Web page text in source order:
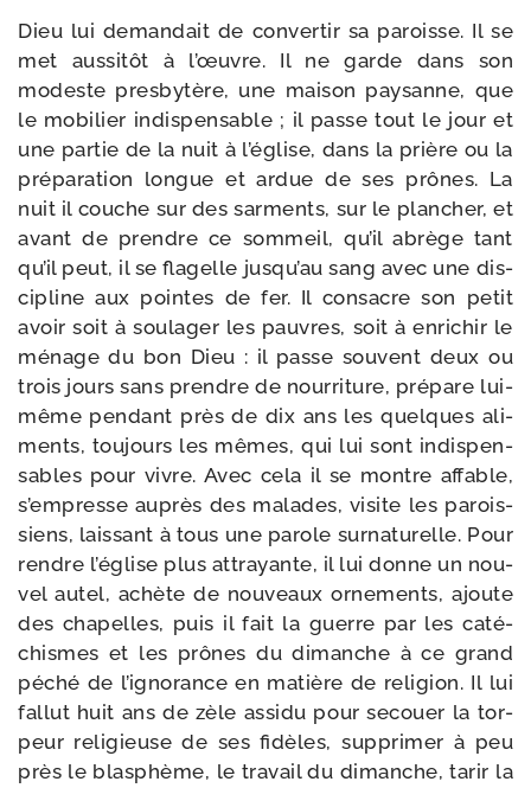
Dieu lui deman­dait de conver­tir sa paroisse. Il se
met aus­si­tôt à l’œuvre. Il ne garde dans son
modeste pres­by­tère, une mai­son pay­sanne, que
le mobi­lier indis­pen­sable ; il passe tout le jour et
une par­tie de la nuit à l’église, dans la prière ou la
pré­pa­ra­tion longue et ardue de ses prônes. La
nuit il couche sur des sar­ments, sur le plan­cher, et
avant de prendre ce som­meil, qu’il abrège tant
qu’il peut, il se fla­gelle jusqu’au sang avec une dis­
ci­pline aux pointes de fer. Il consacre son petit
avoir soit à sou­la­ger les pauvres, soit à enri­chir le
ménage du bon Dieu : il passe sou­vent deux ou
trois jours sans prendre de nour­ri­ture, pré­pare lui-​
même pen­dant près de dix ans les quelques ali­
ments, tou­jours les mêmes, qui lui sont indis­pen­
sables pour vivre. Avec cela il se montre affable,
s’empresse auprès des malades, visite les parois­
siens, lais­sant à tous une parole sur­na­tu­relle. Pour
rendre l’église plus at­trayante, il lui donne un nou­
vel autel, achète de nou­veaux orne­ments, ajoute
des cha­pelles, puis il fait la guerre par les caté­
chismes et les prônes du dimanche à ce grand
péché de l’ignorance en matière de reli­gion. Il lui
fal­lut huit ans de zèle assi­du pour secouer la tor­
peur reli­gieuse de ses fidèles, sup­pri­mer à peu
près le blas­phème, le tra­vail du dimanche, tarir la